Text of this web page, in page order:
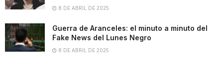
8 DE ABRIL DE 2025
Guerra de Aranceles: el minuto a minuto del
Fake News del Lunes Negro
8 DE ABRIL DE 2025